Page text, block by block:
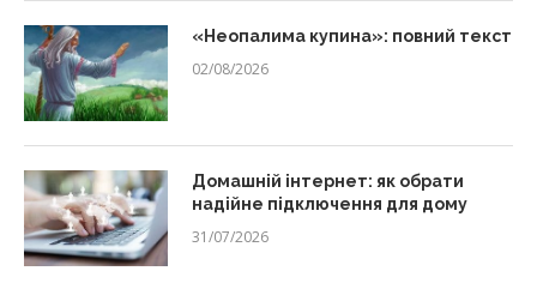
«Неопалима купина»: повний текст
02/08/2026
Домашній інтернет: як обрати
надійне підключення для дому
31/07/2026